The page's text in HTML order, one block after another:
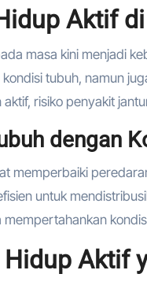
Aktif
masa kini menjadi
tubuh, namun
risiko penyakit
dengan
memperbaiki
untuk
Aktif